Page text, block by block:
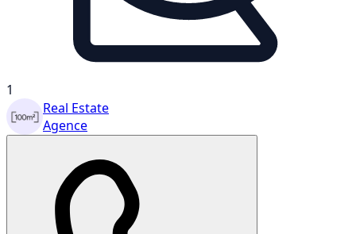
1
Real Estate
Agence